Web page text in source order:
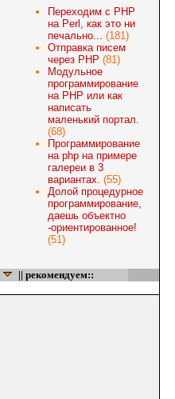
Переходим с PHP
на Perl, как это ни
печально... (181)
Отправка писем
через PHP (81)
Модульное
программирование
на PHP или как
написать
маленький портал.
(68)
Программирование
на php на примере
галереи в 3
вариантах. (55)
Долой процедурное
программирование,
даешь объектно
-ориентированное!
(51)
|| рекомендуем::